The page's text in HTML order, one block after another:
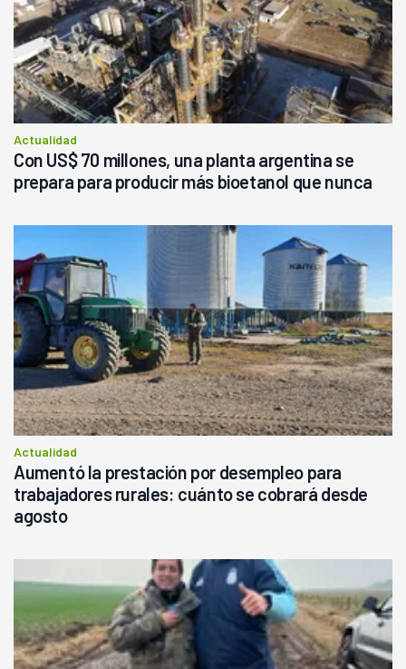
Actualidad
Con US$ 70 millones, una planta argentina se
prepara para producir más bioetanol que nunca
Actualidad
Aumentó la prestación por desempleo para
trabajadores rurales: cuánto se cobrará desde
agosto